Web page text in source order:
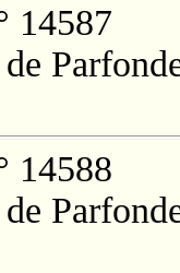
14587
14588